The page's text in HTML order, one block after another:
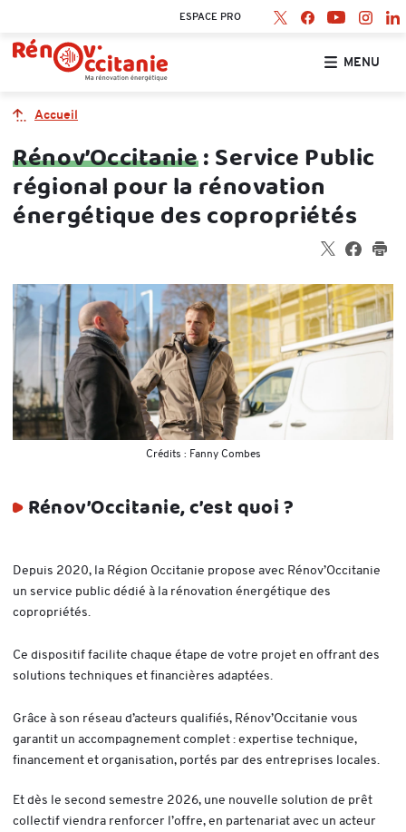
ESPACE PRO Retrouvez nous sur X
- Nouvelle fenêtre
Retrouvez nous
- Nouvelle
Retrouvez
- -
Accueil Rénov’Occitanie
MENU
Accueil
Rénov’Occitanie: Service Public
régional pour la rénovation
énergétique des copropriétés
Partager sur
- Nouvelle
-
Crédits : Fanny Combes
Rénov’Occitanie, c’est quoi ?
Depuis 2020, la Région Occitanie propose avec Rénov’Occitanie
un service public dédié à la rénovation énergétique des
copropriétés.
Ce dispositif facilite chaque étape de votre projet en offrant des
solutions techniques et financières adaptées.
Grâce à son réseau d’acteurs qualifiés, Rénov’Occitanie vous
garantit un accompagnement complet : expertise technique,
financement et organisation, portés par des entreprises locales.
Et dès le second semestre 2026, une nouvelle solution de prêt
collectif viendra renforcer l’offre, en partenariat avec un acteur